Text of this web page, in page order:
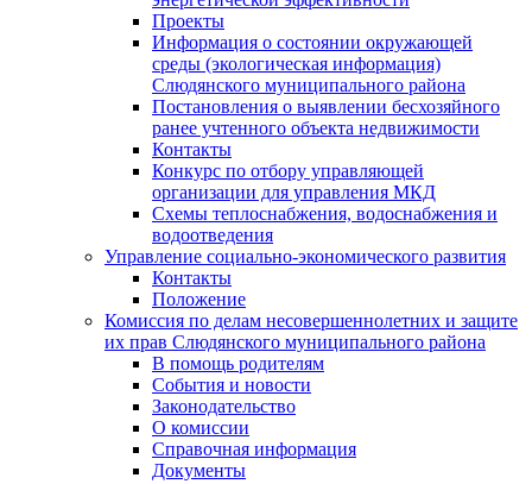
Проекты
Информация о состоянии окружающей
среды (экологическая информация)
Слюдянского муниципального района
Постановления о выявлении бесхозяйного
ранее учтенного объекта недвижимости
Контакты
Конкурс по отбору управляющей
организации для управления МКД
Схемы теплоснабжения, водоснабжения и
водоотведения
Управление социально-экономического развития
Контакты
Положение
Комиссия по делам несовершеннолетних и защите
их прав Слюдянского муниципального района
В помощь родителям
События и новости
Законодательство
О комиссии
Справочная информация
Документы